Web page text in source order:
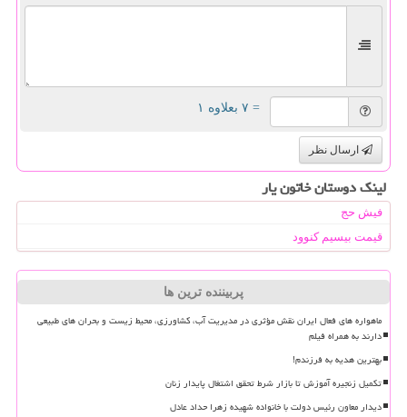
= ۷ بعلاوه ۱
ارسال نظر
لینک دوستان خاتون یار
فیش حج
قیمت بیسیم کنوود
پربیننده ترین ها
ماهواره های فعال ایران نقش مؤثری در مدیریت آب، کشاورزی، محیط زیست و بحران های طبیعی
دارند به همراه فیلم
بهترین هدیه به فرزندم!
تکمیل زنجیره آموزش تا بازار شرط تحقق اشتغال پایدار زنان
دیدار معاون رئیس دولت با خانواده شهیده زهرا حداد عادل